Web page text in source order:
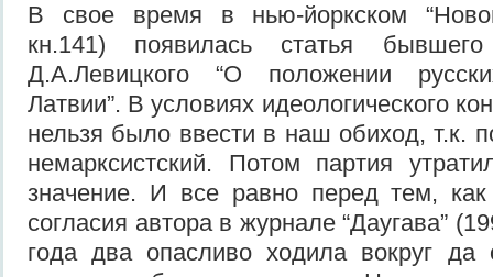
В свое время в нью-йоркском
кн.141) появилась статья
Д.А.Левицкого “О положении
Латвии”. В условиях идеологического
нельзя было ввести в наш обиход, т.к.
немарксистский. Потом партия
значение. И все равно перед тем, как
согласия автора в журнале “Даугава”
года два опасливо ходила вокруг да